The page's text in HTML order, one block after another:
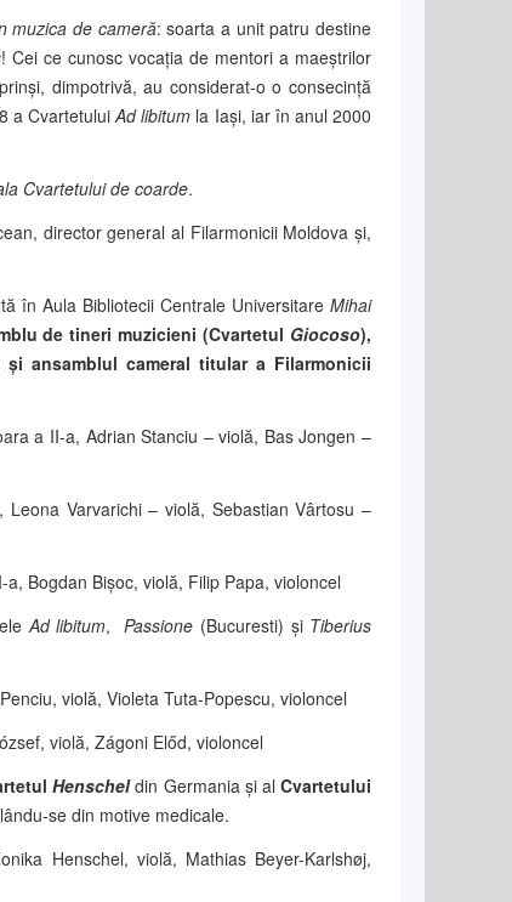
muzica de cameră: soarta a unit patru destine
! Cei ce cunosc vocaţia de mentori a maeştrilor
dimpotrivă, au considerat-o o consecinţă
a CvartetuluiAd libitum la Iași, iar în anul 2000
Cvartetului de coarde.
director general al Filarmonicii Moldova și,
în Aula Bibliotecii Centrale UniversitareMihai
de tineri muzicieni (Cvartetul Giocoso),
şi ansamblul cameral titular a Filarmonicii
a II-a, Adrian Stanciu – violă, Bas Jongen –
Varvarichi – violă, Sebastian Vârtosu –
Bogdan Bișoc, violă, Filip Papa, violoncel
Ad libitum,Passione (Bucuresti) și Tiberius
violă, Violeta Tuta-Popescu, violoncel
violă, Zágoni Előd, violoncel
Henschel din Germania și al Cvartetului
se din motive medicale.
Henschel, violă, Mathias Beyer-Karlshøj,